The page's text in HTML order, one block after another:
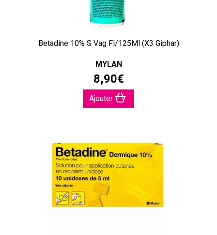
Betadine 10% S Vag Fl/125Ml (X3 Giphar)
MYLAN
8,90€
Ajouter